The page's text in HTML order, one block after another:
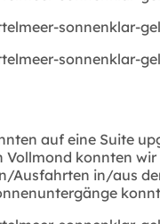
auf eine Suite
Vollmond konnten
Ausfahrten in/aus